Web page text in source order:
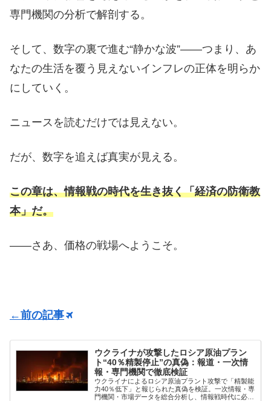
専門機関の分析で解剖する。
そして、数字の裏で進む“静かな波”——つまり、あ
なたの生活を覆う見えないインフレの正体を明らか
にしていく。
ニュースを読むだけでは見えない。
だが、数字を追えば真実が見える。
この章は、情報戦の時代を生き抜く「経済の防衛教
本」だ。
——さあ、価格の戦場へようこそ。
←前の記事
ウクライナが攻撃したロシア原油プラン
ト“40％精製停止”の真偽：報道・一次情
報・専門機関で徹底検証
ウクライナによるロシア原油プラント攻撃で「精製能
力40％低下」と報じられた真偽を検証。一次情報・専
門機関・市場データを総合分析し、情報戦時代に必要